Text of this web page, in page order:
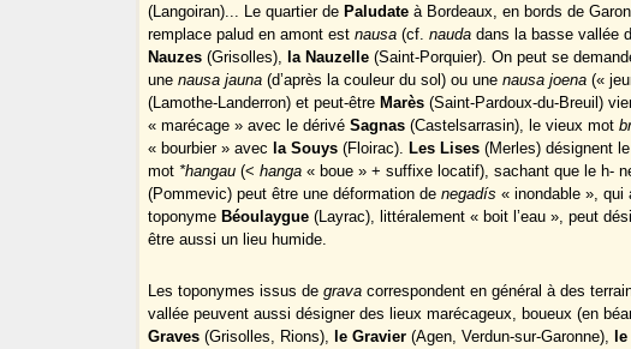
(Langoiran)... Le quartier de Paludate à Bordeaux, en bords de
remplace palud en amont estnausa (cf.nauda dans la basse vallée
Nauzes (Grisolles), la Nauzelle (Saint-Porquier). On peut se
unenausa jauna (d’après la couleur du sol) ou unenausa joena(«
(Lamothe-Landerron) et peut-être Marès (Saint-Pardoux-du-Breuil)
« marécage » avec le dérivéSagnas (Castelsarrasin), le vieux mot
« bourbier » avec la Souys(Floirac). Les Lises(Merles) désignent
mot *hangau (<hanga « boue » + suffixe locatif), sachant que le h-
(Pommevic) peut être une déformation denegadís « inondable », qui
toponyme Béoulaygue (Layrac), littéralement « boit l’eau », peut
être aussi un lieu humide.
Les toponymes issus degrava correspondent en général à des
vallée peuvent aussi désigner des lieux marécageux, boueux (en
Graves (Grisolles, Rions), le Gravier (Agen, Verdun-sur-Garonne),